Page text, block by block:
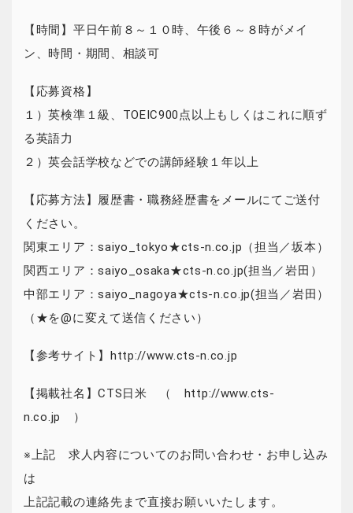
【時間】平日午前８～１０時、午後６～８時がメイ
ン、時間・期間、相談可
【応募資格】
１）英検準１級、TOEIC900点以上もしくはこれに順ず
る英語力
２）英会話学校などでの講師経験１年以上
【応募方法】履歴書・職務経歴書をメールにてご送付
ください。
関東エリア：saiyo_tokyo★cts-n.co.jp（担当／坂本）
関西エリア：saiyo_osaka★cts-n.co.jp(担当／岩田）
中部エリア：saiyo_nagoya★cts-n.co.jp(担当／岩田）
（★を@に変えて送信ください）
【参考サイト】http://www.cts-n.co.jp
【掲載社名】CTS日米 （ http://www.cts-
n.co.jp ）
※上記 求人内容についてのお問い合わせ・お申し込み
は
上記記載の連絡先まで直接お願いいたします。